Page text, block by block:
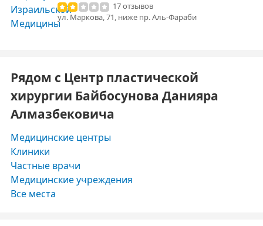
17 отзывов
ул. Маркова, 71, ниже пр. Аль-Фараби
Рядом с Центр пластической
хирургии Байбосунова Данияра
Алмазбековича
Медицинские центры
Клиники
Частные врачи
Медицинские учреждения
Все места